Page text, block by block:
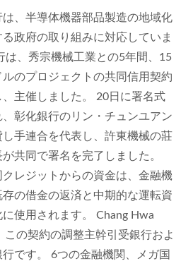
は、半導体機器部品製造の地域化
る政府の取り組みに対応していま
は、秀宗機械工業との5年間、15
のプロジェクトの共同信用契約
、主催しました。 20日に署名式
、彰化銀行のリン・チュンユアン
手連合を代表し、許東機械の莊
が共同で署名を完了しました。
クレジットからの資金は、金融機
存の借金の返済と中期的な運転資
使用されます。 Chang Hwa
この契約の調整主幹引受銀行およ
行です。 6つの金融機関、メガ国